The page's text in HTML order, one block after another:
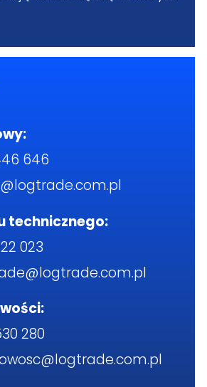
646
technicznego:
023
280